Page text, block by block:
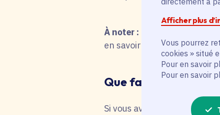
Afficher plus
Vous pourrez
cookies » situé
Pour en savoir
Pour en savoir
À noter :
pour une
en savoir plus en
Que faire en cas de
Si vous avez besoin d'une